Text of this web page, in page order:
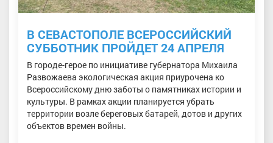
В СЕВАСТОПОЛЕ ВСЕРОССИЙСКИЙ
СУББОТНИК ПРОЙДЕТ 24 АПРЕЛЯ
В городе-герое по инициативе губернатора Михаила
Развожаева экологическая акция приурочена ко
Всероссийскому дню заботы о памятниках истории и
культуры. В рамках акции планируется убрать
территории возле береговых батарей, дотов и других
объектов времен войны.